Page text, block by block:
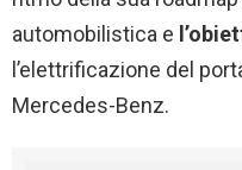
automobilistica e
l’elettrificazione del
Mercedes-Benz.